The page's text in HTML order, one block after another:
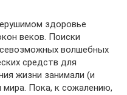
здоровье
веков. Поиски
волшебных
средств для
жизни занимали (и
Пока, к сожалению,